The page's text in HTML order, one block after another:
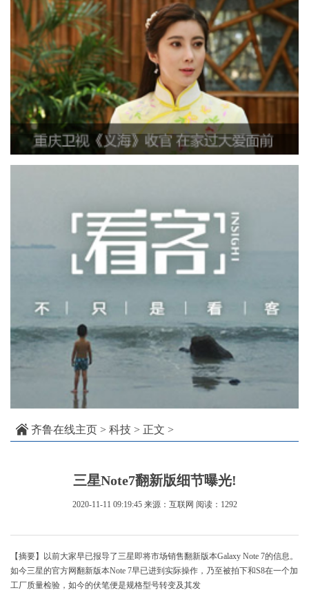
齐鲁在线主页 > 科技 > 正文 >
三星Note7翻新版细节曝光!
2020-11-11 09:19:45 来源：互联网 阅读：1292
【摘要】以前大家早已报导了三星即将市场销售翻新版本Galaxy Note 7的信息。
如今三星的官方网翻新版本Note 7早已进到实际操作，乃至被拍下和S8在一个加
工厂质量检验，如今的伏笔便是规格型号转变及其发